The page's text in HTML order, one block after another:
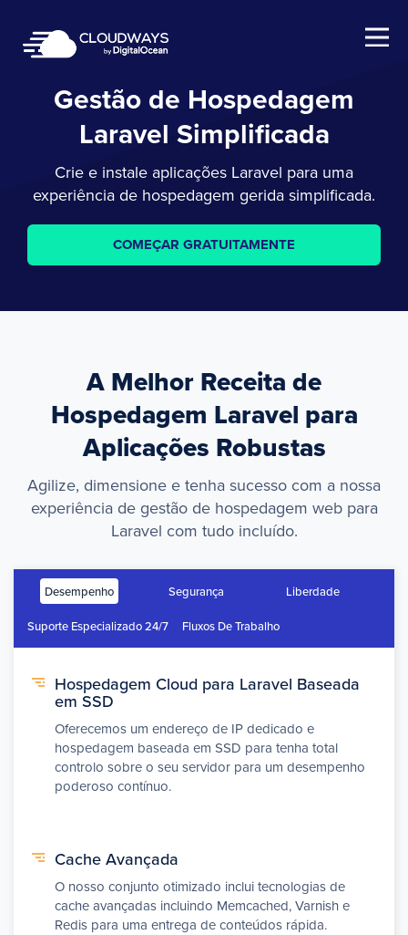
Open Nav
Gestão de Hospedagem
Laravel Simplificada
Crie e instale aplicações Laravel para uma
experiência de hospedagem gerida simplificada.
COMEÇAR GRATUITAMENTE
A Melhor Receita de
Hospedagem Laravel para
Aplicações Robustas
Agilize, dimensione e tenha sucesso com a nossa
experiência de gestão de hospedagem web para
Laravel com tudo incluído.
Desempenho Segurança Liberdade
Suporte Especializado 24/7 Fluxos De Trabalho
Hospedagem Cloud para Laravel Baseada
em SSD
Oferecemos um endereço de IP dedicado e
hospedagem baseada em SSD para tenha total
controlo sobre o seu servidor para um desempenho
poderoso contínuo.
Cache Avançada
O nosso conjunto otimizado inclui tecnologias de
cache avançadas incluindo Memcached, Varnish e
Redis para uma entrega de conteúdos rápida.